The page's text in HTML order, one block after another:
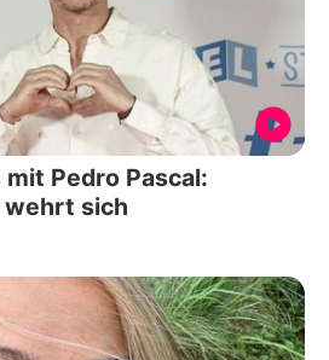
Pedro Pascal:
wehrt sich